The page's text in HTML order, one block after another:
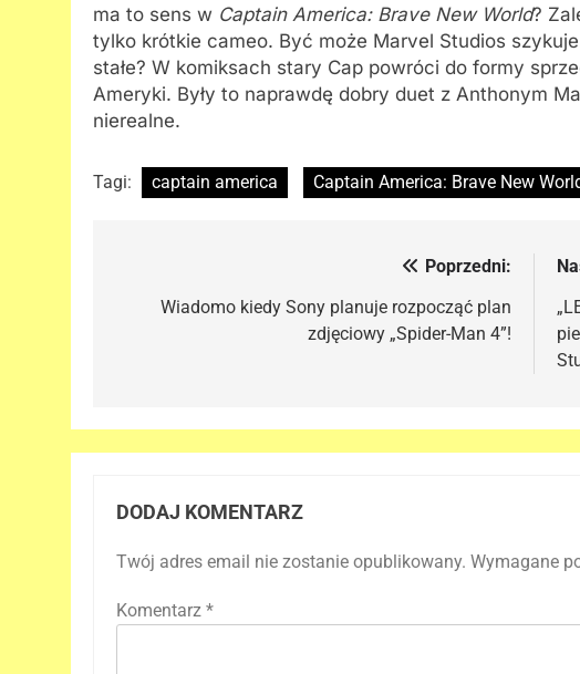
ma to sens w Captain America: Brave New World?
tylko krótkie cameo. Być może Marvel Studios
stałe? W komiksach stary Cap powróci do formy
Ameryki. Były to naprawdę dobry duet z Anthonym
nierealne.
Tagi: captain america Captain America: Brave New
wpisu
Poprzedni:
Wiadomo kiedy Sony planuje rozpocząć plan
zdjęciowy „Spider-Man 4”!
DODAJ KOMENTARZ
Twój adres email nie zostanie opublikowany. Wymagane
Komentarz *